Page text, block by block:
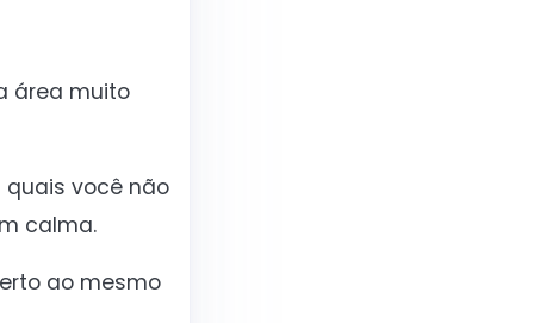
área muito
você não
calma.
ao mesmo